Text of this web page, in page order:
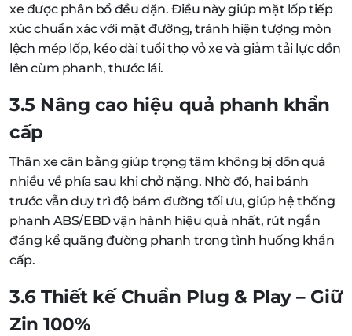
xe được phân bổ đều dặn. Điều này giúp mặt lốp tiếp
xúc chuẩn xác với mặt đường, tránh hiện tượng mòn
lệch mép lốp, kéo dài tuổi thọ vỏ xe và giảm tải lực dồn
lên cùm phanh, thước lái.
3.5 Nâng cao hiệu quả phanh khẩn
cấp
Thân xe cân bằng giúp trọng tâm không bị dồn quá
nhiều về phía sau khi chở nặng. Nhờ đó, hai bánh
trước vẫn duy trì độ bám đường tối ưu, giúp hệ thống
phanh ABS/EBD vận hành hiệu quả nhất, rút ngắn
đáng kể quãng đường phanh trong tình huống khẩn
cấp.
3.6 Thiết kế Chuẩn Plug & Play – Giữ
Zin 100%